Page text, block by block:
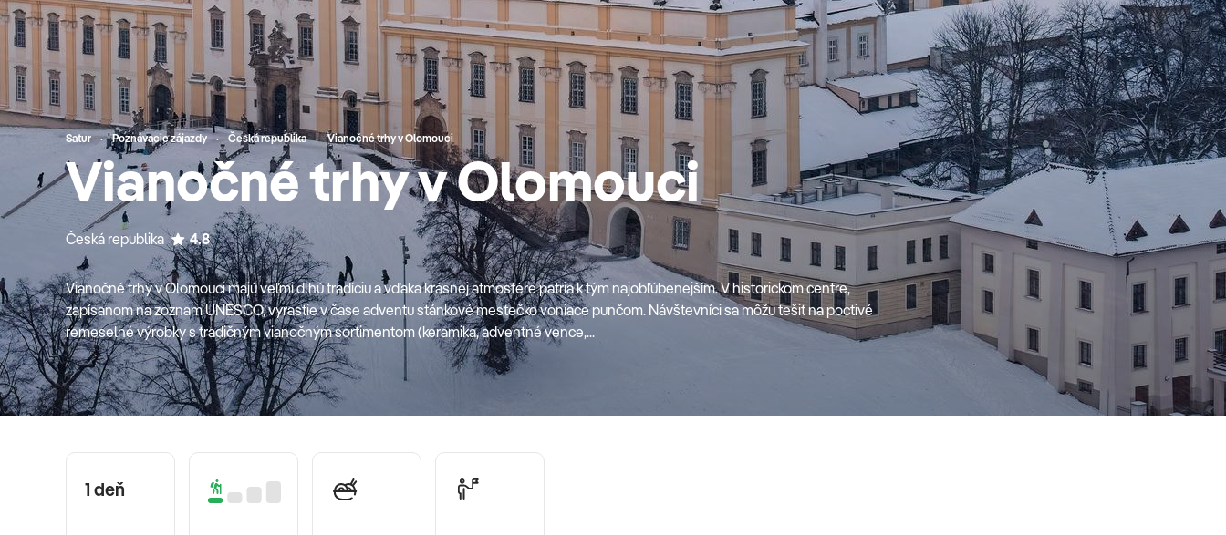
Satur Poznávacie zájazdy Česká republika Vianočné trhy v Olomouci
Vianočné trhy v Olomouci
Česká republika 4.8
Vianočné trhy v Olomouci majú veľmi dlhú tradíciu a vďaka krásnej atmosfére patria k tým najobľúbenejším. V historickom centre,
zapísanom na zoznam UNESCO, vyrastie v čase adventu stánkové mestečko voniace punčom. Návštevníci sa môžu tešiť na poctivé
remeselné výrobky s tradičným vianočným sortimentom (keramika, adventné vence,...
1 deň